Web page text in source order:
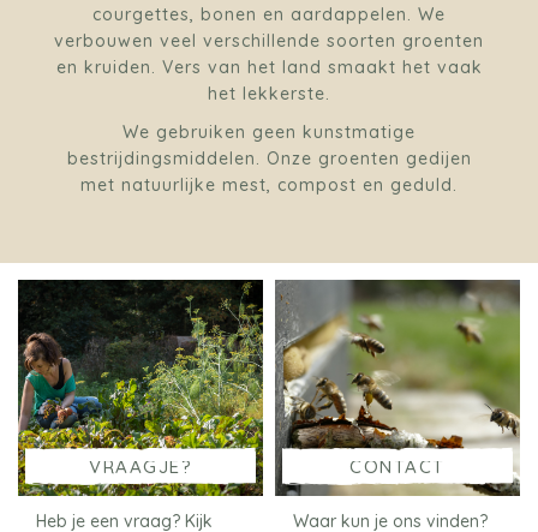
courgettes, bonen en aardappelen. We
verbouwen veel verschillende soorten groenten
en kruiden. Vers van het land smaakt het vaak
het lekkerste.
We gebruiken geen kunstmatige
bestrijdingsmiddelen. Onze groenten gedijen
met natuurlijke mest, compost en geduld.
VRAAGJE?
Heb je een vraag? Kijk
CONTACT
Waar kun je ons vinden?